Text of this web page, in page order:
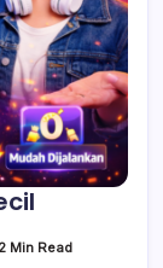
2 Min Read